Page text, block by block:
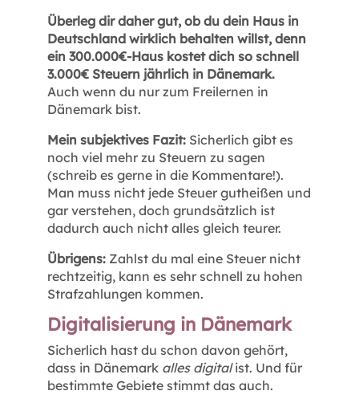
Überleg dir daher gut, ob du dein Haus in
Deutschland wirklich behalten willst, denn
ein 300.000€-Haus kostet dich so schnell
3.000€ Steuern jährlich in Dänemark.
Auch wenn du nur zum Freilernen in
Dänemark bist.
Mein subjektives Fazit: Sicherlich gibt es
noch viel mehr zu Steuern zu sagen
(schreib es gerne in die Kommentare!).
Man muss nicht jede Steuer gutheißen und
gar verstehen, doch grundsätzlich ist
dadurch auch nicht alles gleich teurer.
Übrigens: Zahlst du mal eine Steuer nicht
rechtzeitig, kann es sehr schnell zu hohen
Strafzahlungen kommen.
Digitalisierung in Dänemark
Sicherlich hast du schon davon gehört,
dass in Dänemark alles digitalist. Und für
bestimmte Gebiete stimmt das auch.